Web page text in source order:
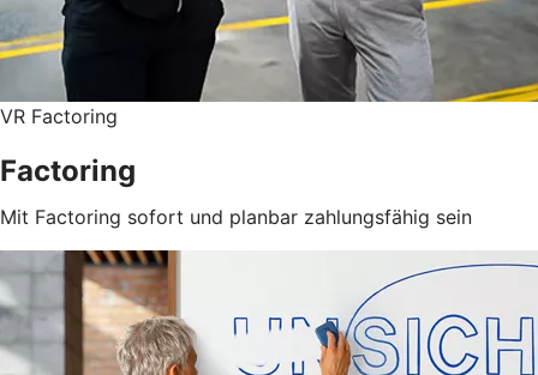
VR Factoring
Factoring
Mit Factoring sofort und planbar zahlungsfähig sein